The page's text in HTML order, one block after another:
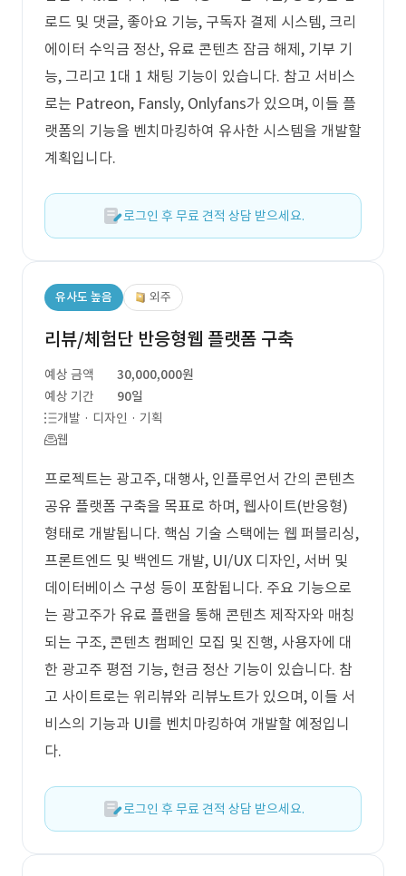
로드 및 댓글, 좋아요 기능, 구독자 결제 시스템, 크리
에이터 수익금 정산, 유료 콘텐츠 잠금 해제, 기부 기
능, 그리고 1대 1 채팅 기능이 있습니다. 참고 서비스
로는 Patreon, Fansly, Onlyfans가 있으며, 이들 플
랫폼의 기능을 벤치마킹하여 유사한 시스템을 개발할
계획입니다.
로그인 후 무료 견적 상담 받으세요.
유사도 높음 외주
리뷰/체험단 반응형웹 플랫폼 구축
예상 금액
30,000,000원
예상 기간
90일
개발 · 디자인 · 기획
웹
프로젝트는 광고주, 대행사, 인플루언서 간의 콘텐츠
공유 플랫폼 구축을 목표로 하며, 웹사이트(반응형)
형태로 개발됩니다. 핵심 기술 스택에는 웹 퍼블리싱,
프론트엔드 및 백엔드 개발, UI/UX 디자인, 서버 및
데이터베이스 구성 등이 포함됩니다. 주요 기능으로
는 광고주가 유료 플랜을 통해 콘텐츠 제작자와 매칭
되는 구조, 콘텐츠 캠페인 모집 및 진행, 사용자에 대
한 광고주 평점 기능, 현금 정산 기능이 있습니다. 참
고 사이트로는 위리뷰와 리뷰노트가 있으며, 이들 서
비스의 기능과 UI를 벤치마킹하여 개발할 예정입니
다.
로그인 후 무료 견적 상담 받으세요.